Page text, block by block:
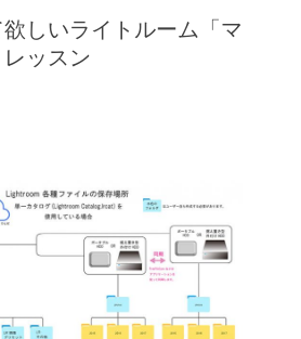
しいライトルーム「マ
ッスン